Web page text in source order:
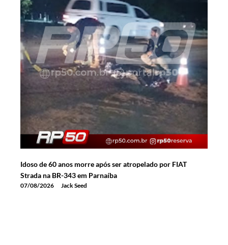
Idoso de 60 anos morre após ser atropelado por FIAT
Strada na BR-343 em Parnaíba
07/08/2026 Jack Seed